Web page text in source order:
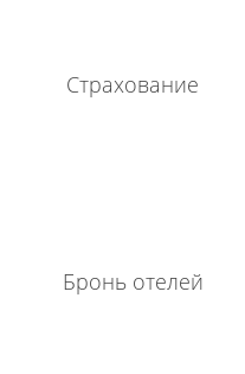
Страхование
Бронь отелей